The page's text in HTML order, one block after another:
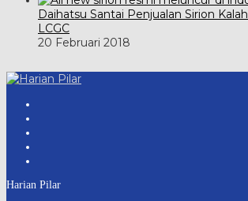
Daihatsu Santai Penjualan Sirion
LCGC
20 Februari 2018
Harian Pilar